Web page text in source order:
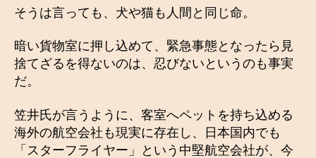
そうは言っても、犬や猫も人間と同じ命。
暗い貨物室に押し込めて、緊急事態となったら見
捨てざるを得ないのは、忍びないというのも事実
だ。
笠井氏が言うように、客室へペットを持ち込める
海外の航空会社も現実に存在し、日本国内でも
「スターフライヤー」という中堅航空会社が、今